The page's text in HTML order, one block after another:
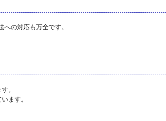
の対応も万全です。
。
ます。